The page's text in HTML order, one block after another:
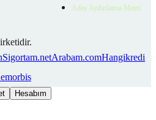
Aday Aydınlatma Metni
Sigortam.netArabam.comHangikredi
Hesabım